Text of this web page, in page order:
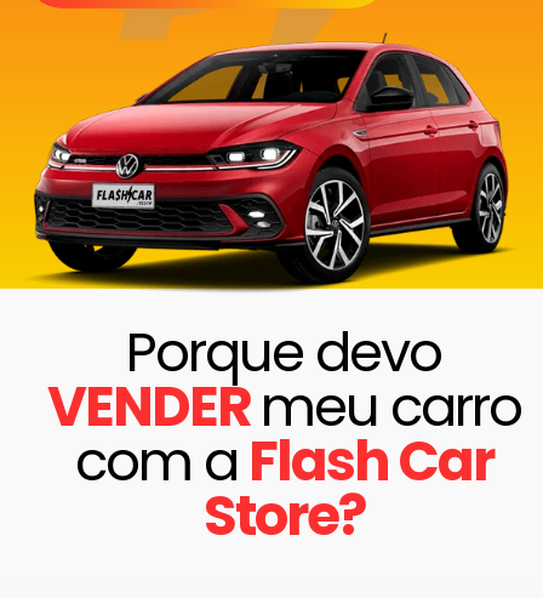
Porque devo
VENDER​meu carro
com a Flash Car
Store?